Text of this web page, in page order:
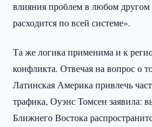
влияния проблем в любом другом
расходится по всей системе».
Та же логика применима и к
конфликта. Отвечая на вопрос о
Латинская Америка привлечь
трафика, Оуэнс Томсен заявила:
Ближнего Востока